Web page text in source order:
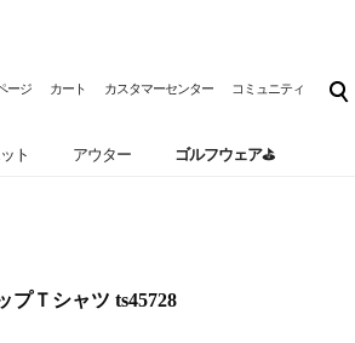
ージ カート カスタマーセンター コミュニティ
ト アウター ゴルフウェア⛳
Ｔシャツ ts45728